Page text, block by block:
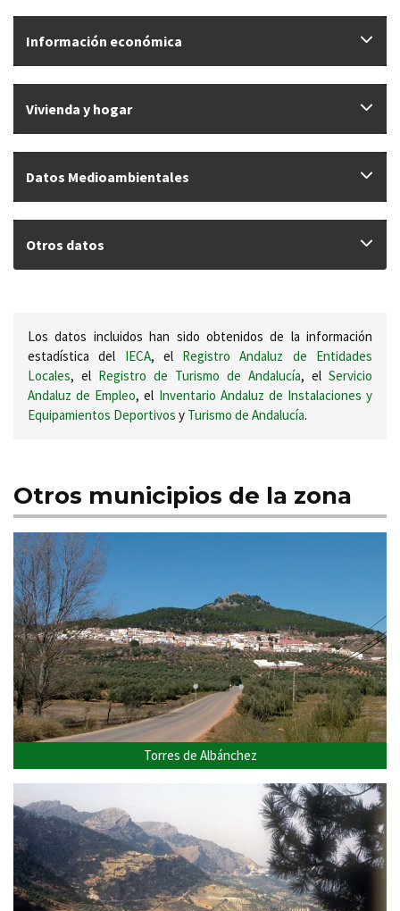
Información económica
Vivienda y hogar
Datos Medioambientales
Otros datos
Los datos incluidos han sido obtenidos de la información
estadística del IECA, el Registro Andaluz de Entidades
Locales, el Registro de Turismo de Andalucía, el Servicio
Andaluz de Empleo, el Inventario Andaluz de Instalaciones y
Equipamientos Deportivos y Turismo de Andalucía.
Otros municipios de la zona
Torres de Albánchez